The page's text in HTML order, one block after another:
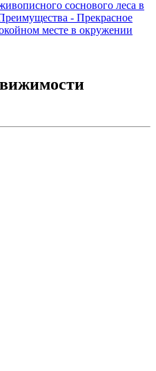
соснового леса в
- Прекрасное
месте в окружении